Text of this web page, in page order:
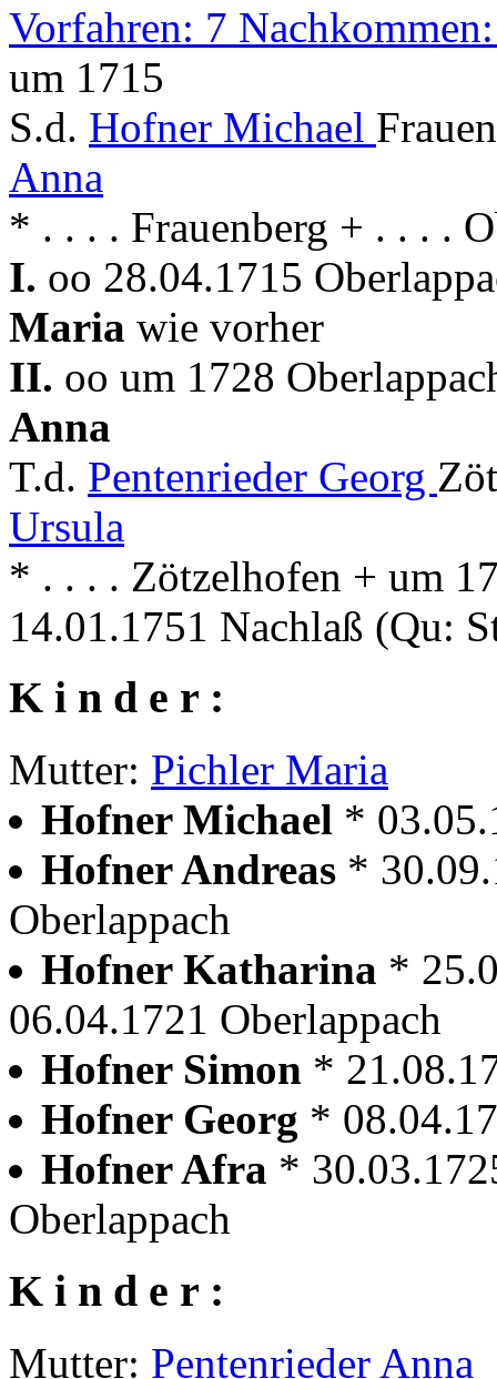
Vorfahren: 7
um 1715
S.d. Hofner Michael
Anna
* . . . . Frauenberg + . . . .
I. oo 28.04.1715
Maria wie vorher
II. oo um 1728
Anna
T.d. Pentenrieder Georg
Ursula
* . . . . Zötzelhofen + um
14.01.1751 Nachlaß (Qu:
K i n d e r :
Mutter: Pichler Maria
Hofner Michael *
Hofner Andreas *
Oberlappach
Hofner Katharina *
06.04.1721 Oberlappach
Hofner Simon *
Hofner Georg *
Hofner Afra *
Oberlappach
K i n d e r :
Mutter: Pentenrieder Anna